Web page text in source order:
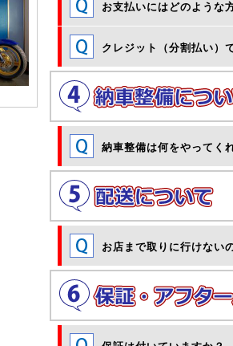
お支払いにはどのような
クレジット（分割払い）
納車整備は何をやってく
お店まで取りに行けない